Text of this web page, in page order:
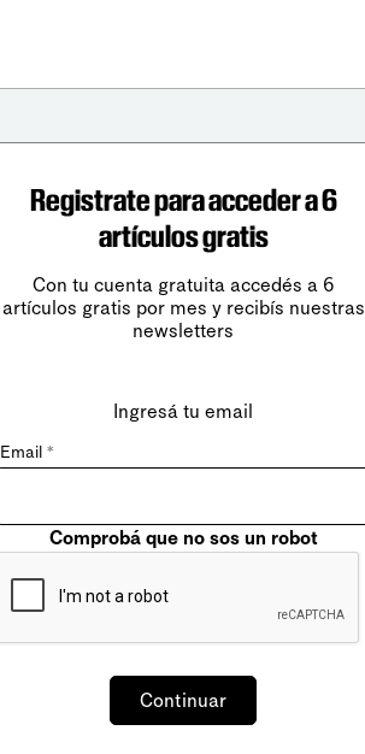
Registrate para acceder a 6
artículos gratis
Con tu cuenta gratuita accedés a 6
artículos gratis por mes y recibís nuestras
newsletters
Ingresá tu email
Email *
Comprobá que no sos un robot